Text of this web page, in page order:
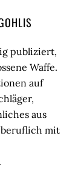
publiziert,
Waffe.
auf
aus
beruflich mit